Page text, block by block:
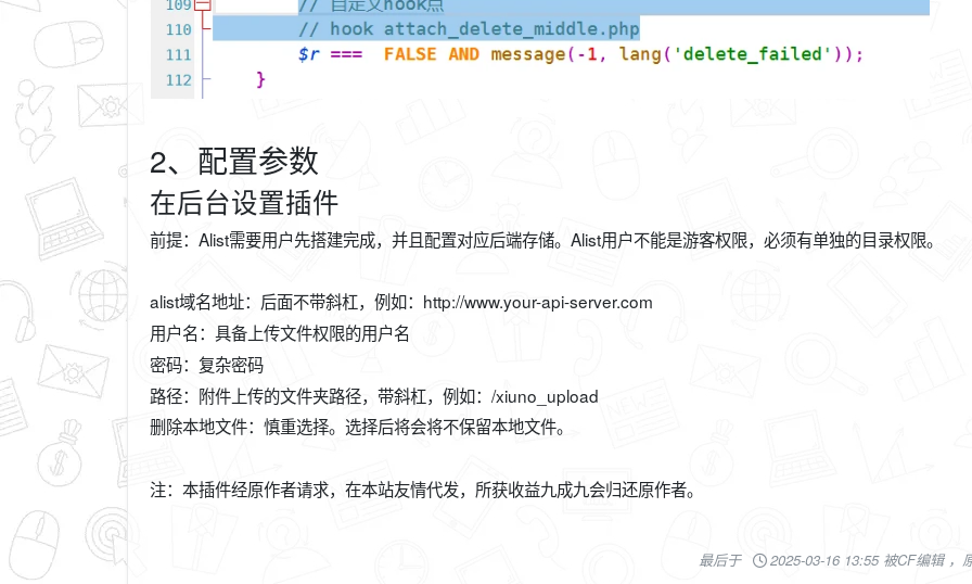
2、配置参数
在后台设置插件
前提：Alist需要用户先搭建完成，并且配置对应后端存储。Alist用户不能是游客权限，必须有单独的目录权限。
alist域名地址：后面不带斜杠，例如：http://www.your-api-server.com
用户名：具备上传文件权限的用户名
密码：复杂密码
路径：附件上传的文件夹路径，带斜杠，例如：/xiuno_upload
删除本地文件：慎重选择。选择后将会将不保留本地文件。
注：本插件经原作者请求，在本站友情代发，所获收益九成九会归还原作者。
最后于 2025-03-16 13:55 被CF编辑 ，